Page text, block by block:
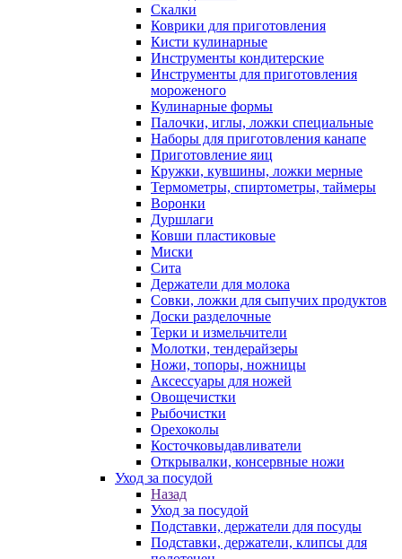
Скалки
Коврики для приготовления
Кисти кулинарные
Инструменты кондитерские
Инструменты для приготовления
мороженого
Кулинарные формы
Палочки, иглы, ложки специальные
Наборы для приготовления канапе
Приготовление яиц
Кружки, кувшины, ложки мерные
Термометры, спиртометры, таймеры
Воронки
Дуршлаги
Ковши пластиковые
Миски
Сита
Держатели для молока
Совки, ложки для сыпучих продуктов
Доски разделочные
Терки и измельчители
Молотки, тендерайзеры
Ножи, топоры, ножницы
Аксессуары для ножей
Овощечистки
Рыбочистки
Орехоколы
Косточковыдавливатели
Открывалки, консервные ножи
Уход за посудой
Назад
Уход за посудой
Подставки, держатели для посуды
Подставки, держатели, клипсы для